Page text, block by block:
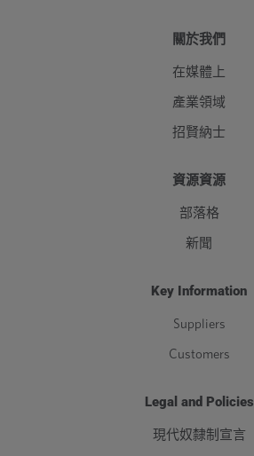
關於我們
在媒體上
產業領域
招賢納士
資源資源
部落格
新聞
Key Information
Suppliers
Customers
Legal and Policies
現代奴隸制宣言